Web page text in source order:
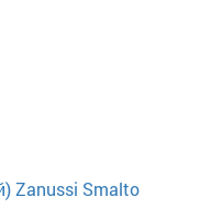
Zanussi Smalto